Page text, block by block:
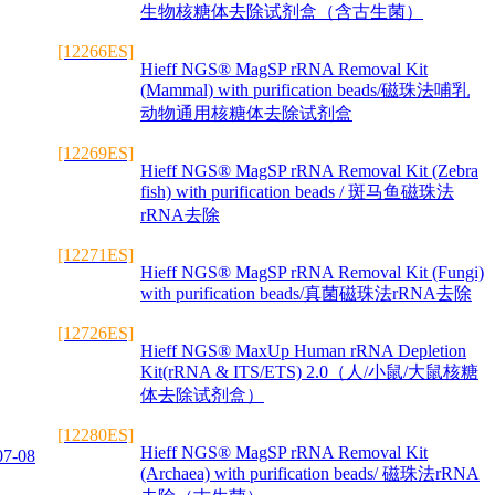
08
生物核糖体去除试剂盒（含古生菌）
[12266ES]
Hieff NGS® MagSP rRNA Removal Kit
(Mammal) with purification beads/磁珠法哺乳
动物通用核糖体去除试剂盒
[12269ES]
Hieff NGS® MagSP rRNA Removal Kit (Zebra
fish) with purification beads / 斑马鱼磁珠法
rRNA去除
[12271ES]
Hieff NGS® MagSP rRNA Removal Kit (Fungi)
with purification beads/真菌磁珠法rRNA去除
[12726ES]
Hieff NGS® MaxUp Human rRNA Depletion
Kit(rRNA & ITS/ETS) 2.0（人/小鼠/大鼠核糖
体去除试剂盒）
[12280ES]
Hieff NGS® MagSP rRNA Removal Kit
(Archaea) with purification beads/ 磁珠法rRNA